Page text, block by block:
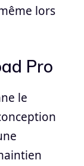
lors
Pro
le